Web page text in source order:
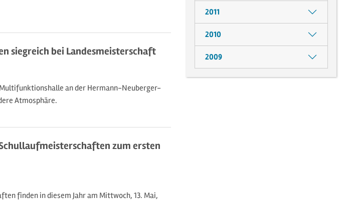
siegreich bei Landesmeisterschaft
an der Hermann-Neuberger-
Atmosphäre.
zum ersten
finden in diesem Jahr am Mittwoch, 13. Mai,
2011
2010
2009